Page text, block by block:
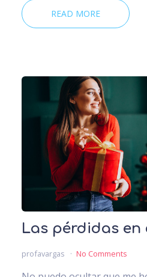
READ MORE
Las pérdidas en
profavargas No Comments